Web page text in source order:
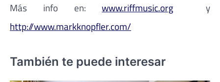
Más info en:www.riffmusic.org y
http://www.markknopfler.com/
También te puede interesar